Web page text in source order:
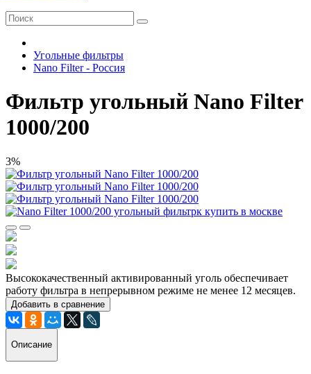
Угольные фильтры
Nano Filter - Россия
Фильтр угольный Nano Filter
1000/200
3%
Высококачественный активированный уголь обеспечивает
работу фильтра в непрерывном режиме не менее 12 месяцев.
Добавить в сравнение
Описание